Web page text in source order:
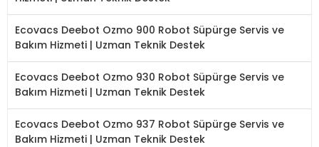
Ecovacs Deebot Ozmo 900 Robot Süpürge Servis ve
Bakım Hizmeti | Uzman Teknik Destek
Ecovacs Deebot Ozmo 930 Robot Süpürge Servis ve
Bakım Hizmeti | Uzman Teknik Destek
Ecovacs Deebot Ozmo 937 Robot Süpürge Servis ve
Bakım Hizmeti | Uzman Teknik Destek